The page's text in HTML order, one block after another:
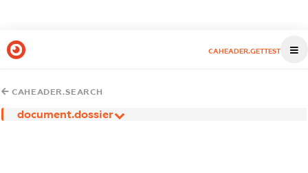
CAHEADER.GETTEST
CAHEADER.SEARCH
document.dossier